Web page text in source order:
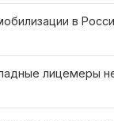
в
лицемеры